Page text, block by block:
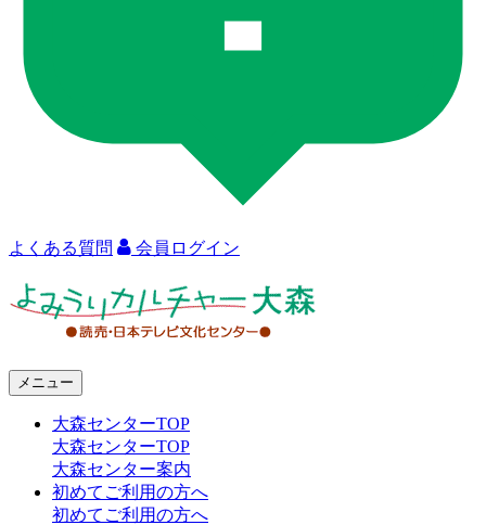
よくある質問 会員ログイン
メニュー
大森センターTOP
大森センターTOP
大森センター案内
初めてご利用の方へ
初めてご利用の方へ